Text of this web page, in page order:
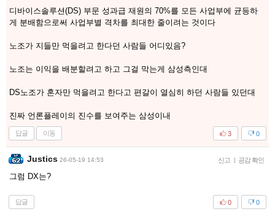
디바이스솔루션(DS) 부문 성과급 재원의 70%를 모든 사업부에 균등하
게 분배함으로써 사업부별 격차를 최대한 줄이려는 것이다
노조가 지들만 먹을려고 한다던 사람들 어디있음?
노조는 이익을 배분할려고 하고 그걸 막는게 삼성측인대
DS노조가 혼자만 먹을려고 한다고 편갈이 열심히 하던 사람들 있던대
진짜 언론플레이의 진수를 보여주는 삼성이내
답글 이동 0
3
Justics 26-05-19 14:53 신고 | 공감 확인
그럼 DX는?
답글 0
0